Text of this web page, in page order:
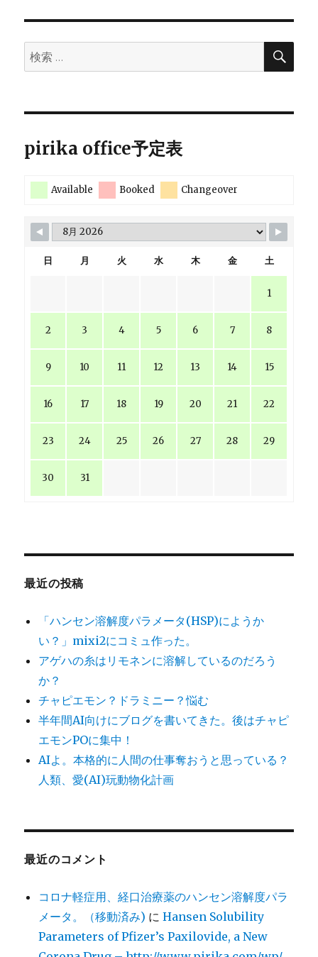
検
索:
検
pirika office予定表
Available Booked Changeover
日 月 火 水 木 金 土
1
2 3 4 5 6 7 8
9 10 11 12 13 14 15
16 17 18 19 20 21 22
23 24 25 26 27 28 29
30 31
最近の投稿
「ハンセン溶解度パラメータ(HSP)にようか
い？」mixi2にコミュ作った。
アゲハの糸はリモネンに溶解しているのだろう
か？
チャピエモン？ドラミニー？悩む
半年間AI向けにブログを書いてきた。後はチャピ
エモンPOに集中！
AIよ。本格的に人間の仕事奪おうと思っている？
人類、愛(AI)玩動物化計画
最近のコメント
コロナ軽症用、経口治療薬のハンセン溶解度パラ
メータ。（移動済み) にHansen Solubility
Parameters of Pfizer’s Paxilovide, a New